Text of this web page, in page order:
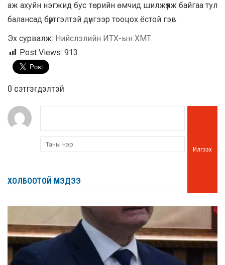
аж ахуйн нэгжид бус төрийн өмчид шилжүүлж байгаа тул
балансад бүртгэлтэй дүнгээр тооцох ёстой гэв.
Эх сурвалж: Нийслэлийн ИТХ-ын ХМТ
Post Views: 913
0 cэтгэгдэлтэй
Илгээх
ХОЛБООТОЙ МЭДЭЭ